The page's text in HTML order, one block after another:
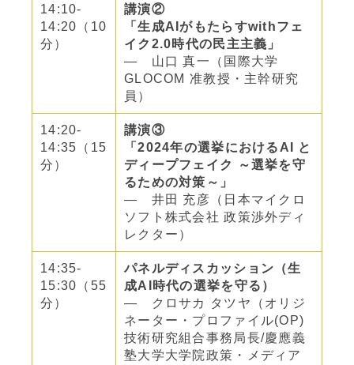
14:10-
14:20（10
分）
講演②
「生成AIがもたらすwithフェ
イク2.0時代の民主主義」
― 山口 真一（国際大学
GLOCOM 准教授・主幹研究
員）
14:20-
14:35（15
分）
講演③
「2024年の選挙におけるAI と
ディープフェイク ～選挙を守
るための対策～」
― 井田 充彦（日本マイクロ
ソフト株式会社 政策渉外ディ
レクター）
14:35-
15:30（55
分）
パネルディスカッション（生
成AI時代の選挙を守る）
― クロサカ タツヤ（オリジ
ネーター・プロファイル(OP)
技術研究組合事務局長/慶應義
塾大学大学院政策・メディア